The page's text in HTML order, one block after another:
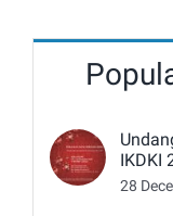
IKDKI
28